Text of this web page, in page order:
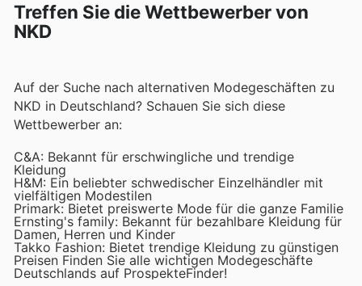
Treffen Sie die Wettbewerber von
NKD
Auf der Suche nach alternativen Modegeschäften zu
NKD in Deutschland? Schauen Sie sich diese
Wettbewerber an:
C&A: Bekannt für erschwingliche und trendige
Kleidung
H&M: Ein beliebter schwedischer Einzelhändler mit
vielfältigen Modestilen
Primark: Bietet preiswerte Mode für die ganze Familie
Ernsting's family: Bekannt für bezahlbare Kleidung für
Damen, Herren und Kinder
Takko Fashion: Bietet trendige Kleidung zu günstigen
Preisen Finden Sie alle wichtigen Modegeschäfte
Deutschlands auf ProspekteFinder!